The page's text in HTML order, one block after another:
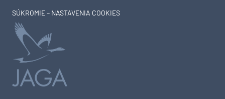
SÚKROMIE – NASTAVENIA COOKIES